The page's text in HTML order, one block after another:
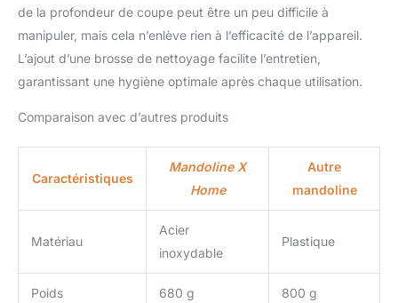
crochets intégrés pour
un rangement compact
et une suspension facile
de la profondeur de coupe peut être un peu difficile à
manipuler, mais cela n’enlève rien à l’efficacité de l’appareil.
L’ajout d’une brosse de nettoyage facilite l’entretien,
garantissant une hygiène optimale après chaque utilisation.
Comparaison avec d’autres produits
Caractéristiques
Mandoline X
Home
Autre
mandoline
Matériau
Acier
inoxydable
Plastique
Poids 680 g 800 g